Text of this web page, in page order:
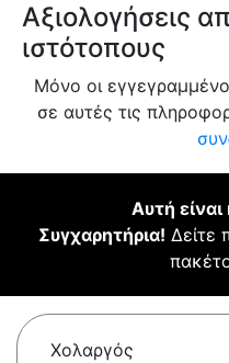
Αξιολογήσεις
ιστότοπους
Μόνο οι
σε αυτές τις
Αυτή είναι
Συγχαρητήρια! Δείτε
Χολαργός